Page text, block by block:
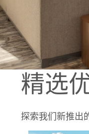
精选
探索我们新推出